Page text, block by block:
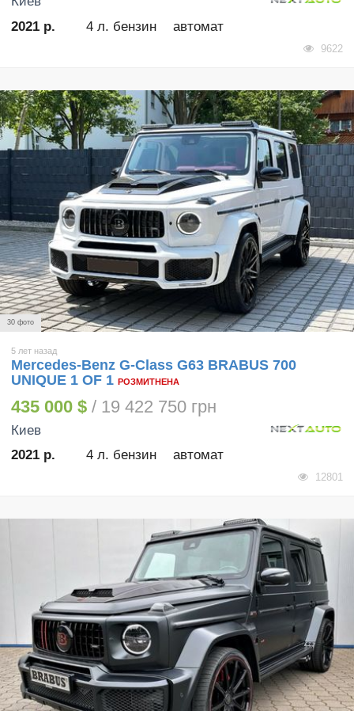
2021 р.
4 л. бензин автомат
9622
30 фото
5 лет назад
Mercedes-Benz G-Class G63 BRABUS 700
UNIQUE 1 OF 1 РОЗМИТНЕНА
435 000 $ / 19 422 750 грн
Киев
2021 р.
4 л. бензин автомат
12801